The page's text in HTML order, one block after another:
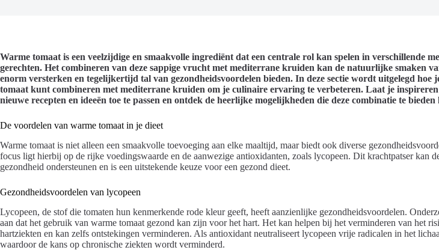
Warme tomaat is een veelzijdige en smaakvolle ingrediënt dat een centrale rol kan spelen in verschillende
gerechten. Het combineren van deze sappige vrucht met mediterrane kruiden kan de natuurlijke smaken
enorm versterken en tegelijkertijd tal van gezondheidsvoordelen bieden. In deze sectie wordt uitgelegd hoe
tomaat kunt combineren met mediterrane kruiden om je culinaire ervaring te verbeteren. Laat je
nieuwe recepten en ideeën toe te passen en ontdek de heerlijke mogelijkheden die deze combinatie te bieden
De voordelen van warme tomaat in je dieet
Warme tomaat is niet alleen een smaakvolle toevoeging aan elke maaltijd, maar biedt ook diverse
focus ligt hierbij op de rijke voedingswaarde en de aanwezige antioxidanten, zoals lycopeen. Dit krachtpatser kan
gezondheid ondersteunen en is een uitstekende keuze voor een gezond dieet.
Gezondheidsvoordelen van lycopeen
Lycopeen, de stof die tomaten hun kenmerkende rode kleur geeft, heeft aanzienlijke gezondheidsvoordelen.
aan dat het gebruik van warme tomaat gezond kan zijn voor het hart. Het kan helpen bij het verminderen van het
hartziekten en kan zelfs ontstekingen verminderen. Als antioxidant neutraliseert lycopeen vrije radicalen in het
waardoor de kans op chronische ziekten wordt verminderd.